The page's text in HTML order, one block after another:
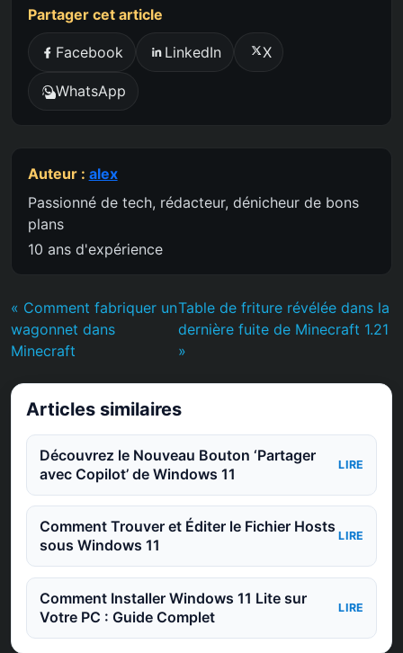
Partager cet article
Facebook LinkedIn X
WhatsApp
Auteur : alex
Passionné de tech, rédacteur, dénicheur de bons
plans
10 ans d'expérience
« Comment fabriquer un
wagonnet dans
Minecraft
Table de friture révélée dans la
dernière fuite de Minecraft 1.21
»
Articles similaires
Découvrez le Nouveau Bouton ‘Partager
avec Copilot’ de Windows 11
LIRE
Comment Trouver et Éditer le Fichier Hosts
sous Windows 11
LIRE
Comment Installer Windows 11 Lite sur
Votre PC : Guide Complet
LIRE